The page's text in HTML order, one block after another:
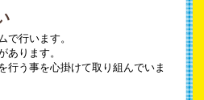
行います。
ります。
行う事を心掛けて取り組んでいま